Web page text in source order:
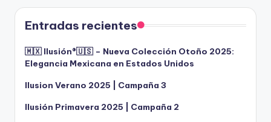
Entradas recientes
🇲🇽 Ilusión®️🇺🇸 – Nueva Colección Otoño 2025:
Elegancia Mexicana en Estados Unidos
Ilusion Verano 2025 | Campaña 3
Ilusión Primavera 2025 | Campaña 2